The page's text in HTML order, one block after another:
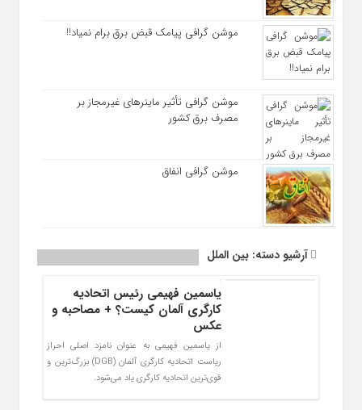
موشن گرافی پیامک قبض برق برام نمیاد!!
موشن گرافی تأثیر ماینرهای غیرمجاز بر
مصرف برق کشور
موشن گرافی انفاق
آرشیو دسته:بین الملل
یاسمین فهیمی رئیس اتحادیه
کارگری آلمان کیست؟ + مصاحبه و
عکس
از یاسمین فهیمی به عنوان نامزد اصلی احراز
ریاست اتحادیه کارگری آلمان (DGB) بزرگ‌ترین و
قوی‌ترین اتحادیه کارگری یاد می‌شود.